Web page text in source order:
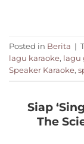
Posted in Berita |
lagu karaoke, lagu
Speaker Karaoke,
Siap
The